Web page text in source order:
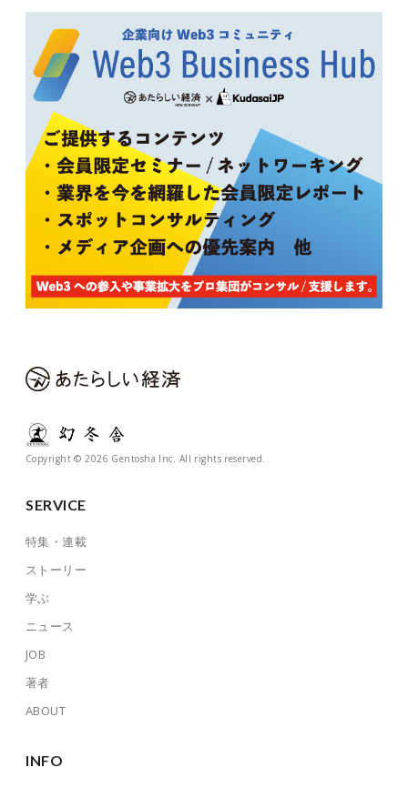
Copyright © 2026 Gentosha Inc. All rights reserved.
SERVICE
特集・連載
ストーリー
学ぶ
ニュース
JOB
著者
ABOUT
INFO